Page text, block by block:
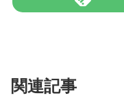
関連記事